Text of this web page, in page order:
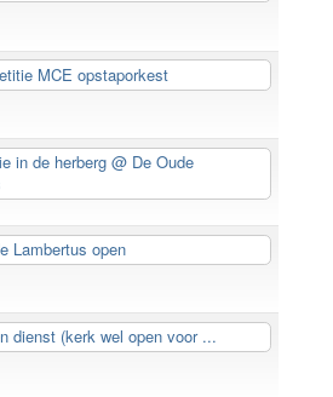
MCE opstaporkest
in de herberg@ De Oude
Lambertus open
dienst (kerk wel open voor ...